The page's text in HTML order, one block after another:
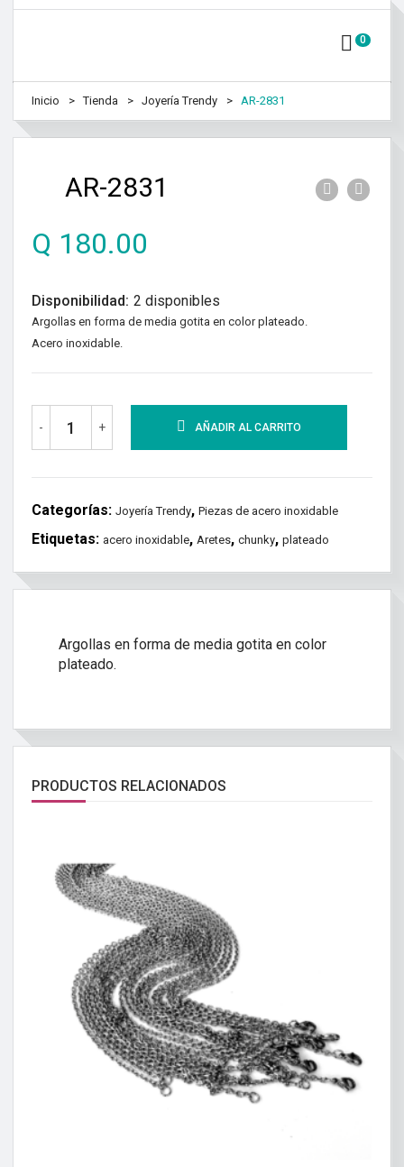
0
Inicio Tienda Joyería Trendy AR-2831
AR-2831
Q 180.00
Disponibilidad: 2 disponibles
Argollas en forma de media gotita en color plateado.
Acero inoxidable.
- + AÑADIR AL CARRITO
Categorías: Joyería Trendy, Piezas de acero inoxidable
Etiquetas: acero inoxidable, Aretes, chunky, plateado
Argollas en forma de media gotita en color
plateado.
PRODUCTOS RELACIONADOS